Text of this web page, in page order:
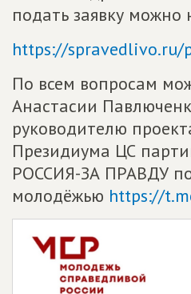
подать заявку можно
https://spravedlivo.ru/
По всем вопросам
Анастасии
руководителю
Президиума ЦС
РОССИЯ-ЗА ПРАВДУ
молодёжью https://